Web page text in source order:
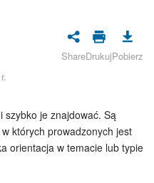
ShareDrukujPobierz
je znajdować. Są
których prowadzonych jest
orientacja w temacie lub typie